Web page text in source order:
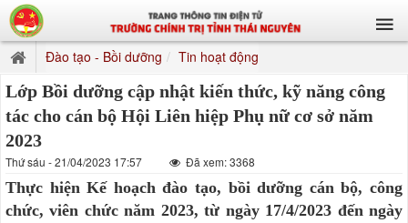
Đào tạo - Bồi dưỡng Tin hoạt động
Lớp Bồi dưỡng cập nhật kiến thức, kỹ năng công
tác cho cán bộ Hội Liên hiệp Phụ nữ cơ sở năm
2023
Thứ sáu - 21/04/2023 17:57 Đã xem: 3368
Thực hiện Kế hoạch đào tạo, bồi dưỡng cán bộ, công
chức, viên chức năm 2023, từ ngày 17/4/2023 đến ngày